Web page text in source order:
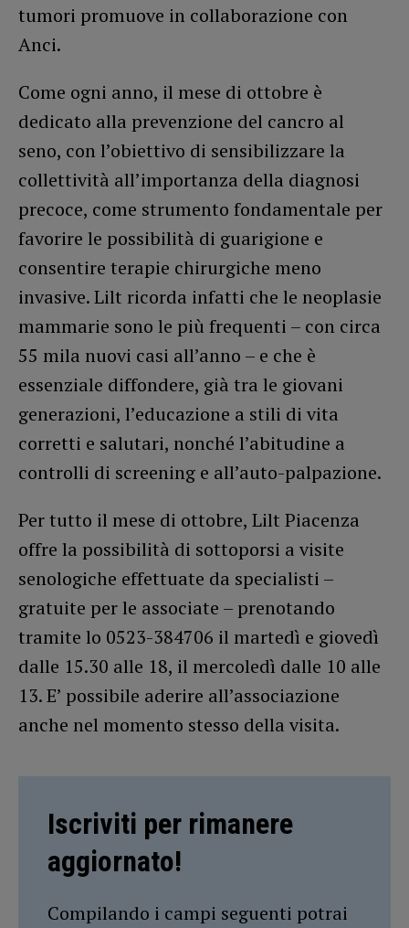
tumori promuove in collaborazione con
Anci.
Come ogni anno, il mese di ottobre è
dedicato alla prevenzione del cancro al
seno, con l’obiettivo di sensibilizzare la
collettività all’importanza della diagnosi
precoce, come strumento fondamentale per
favorire le possibilità di guarigione e
consentire terapie chirurgiche meno
invasive. Lilt ricorda infatti che le neoplasie
mammarie sono le più frequenti – con circa
55 mila nuovi casi all’anno – e che è
essenziale diffondere, già tra le giovani
generazioni, l’educazione a stili di vita
corretti e salutari, nonché l’abitudine a
controlli di screening e all’auto-palpazione.
Per tutto il mese di ottobre, Lilt Piacenza
offre la possibilità di sottoporsi a visite
senologiche effettuate da specialisti –
gratuite per le associate – prenotando
tramite lo 0523-384706 il martedì e giovedì
dalle 15.30 alle 18, il mercoledì dalle 10 alle
13. E’ possibile aderire all’associazione
anche nel momento stesso della visita.
Iscriviti per rimanere
aggiornato!
Compilando i campi seguenti potrai